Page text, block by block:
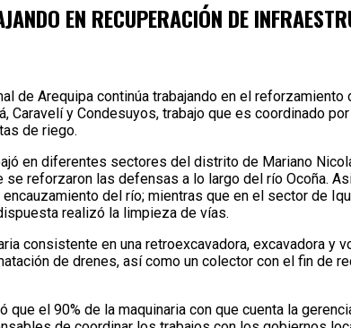
EN RECUPERACIÓN DE
de Arequipa continúa trabajando en el
y Condesuyos, trabajo que es coordinado
de riego.
en diferentes sectores del distrito de Mariano
reforzaron las defensas a lo largo del río Ocoña.
del río; mientras que en el sector de
realizó la limpieza de vías.
consistente en una retroexcavadora, excavadora
de drenes, así como un colector con el fin de
el 90% de la maquinaria con que cuenta la